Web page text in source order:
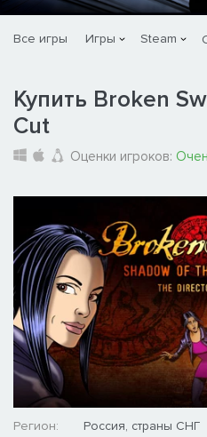
Все игры Игры Steam
Купить Broken
Cut
Оценки игроков:
Регион:
Россия, страны СНГ